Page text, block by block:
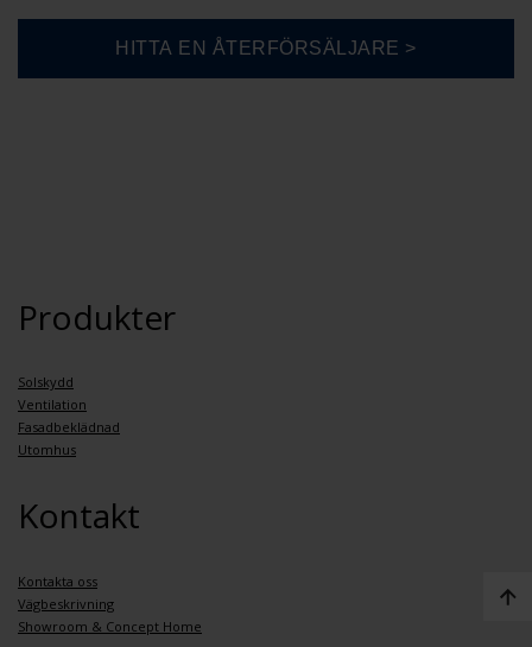
Produkter
Solskydd
Ventilation
Fasadbeklädnad
Utomhus
Kontakt
Kontakta oss
Vägbeskrivning
Showroom & Concept Home